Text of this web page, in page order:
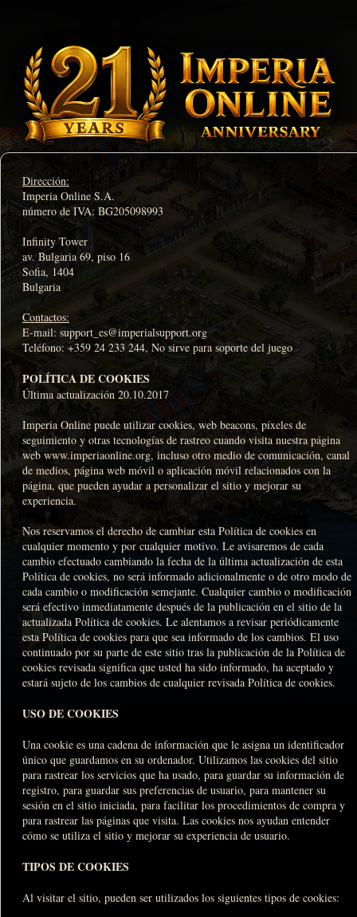
Dirección:
Imperia Online S.A.
número de IVA: BG205098993
Infinity Tower
av. Bulgaria 69, piso 16
Sofia, 1404
Bulgaria
Contactos:
E-mail: support_es@imperialsupport.org
Teléfono: +359 24 233 244, No sirve para soporte del juego
POLÍTICA DE COOKIES
Última actualización 20.10.2017
Imperia Online puede utilizar cookies, web beacons, píxeles de
seguimiento y otras tecnologías de rastreo cuando visita nuestra página
web www.imperiaonline.org, incluso otro medio de comunicación, canal
de medios, página web móvil o aplicación móvil relacionados con la
página, que pueden ayudar a personalizar el sitio y mejorar su
experiencia.
Nos reservamos el derecho de cambiar esta Política de cookies en
cualquier momento y por cualquier motivo. Le avisaremos de cada
cambio efectuado cambiando la fecha de la última actualización de esta
Política de cookies, no será informado adicionalmente o de otro modo de
cada cambio o modificación semejante. Cualquier cambio o modificación
será efectivo inmediatamente después de la publicación en el sitio de la
actualizada Política de cookies. Le alentamos a revisar periódicamente
esta Política de cookies para que sea informado de los cambios. El uso
continuado por su parte de este sitio tras la publicación de la Política de
cookies revisada significa que usted ha sido informado, ha aceptado y
estará sujeto de los cambios de cualquier revisada Política de cookies.
USO DE COOKIES
Una cookie es una cadena de información que le asigna un identificador
único que guardamos en su ordenador. Utilizamos las cookies del sitio
para rastrear los servicios que ha usado, para guardar su información de
registro, para guardar sus preferencias de usuario, para mantener su
sesión en el sitio iniciada, para facilitar los procedimientos de compra y
para rastrear las páginas que visita. Las cookies nos ayudan entender
cómo se utiliza el sitio y mejorar su experiencia de usuario.
TIPOS DE COOKIES
Al visitar el sitio, pueden ser utilizados los siguientes tipos de cookies: